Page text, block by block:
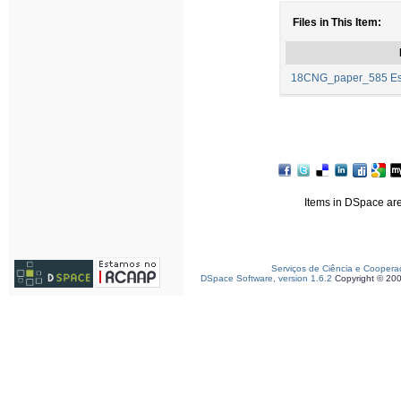
Files in This Item:
18CNG_paper_585
Items in DSpace
Serviços de Ciência e
DSpace Software, version 1.6.2 Copyright ©